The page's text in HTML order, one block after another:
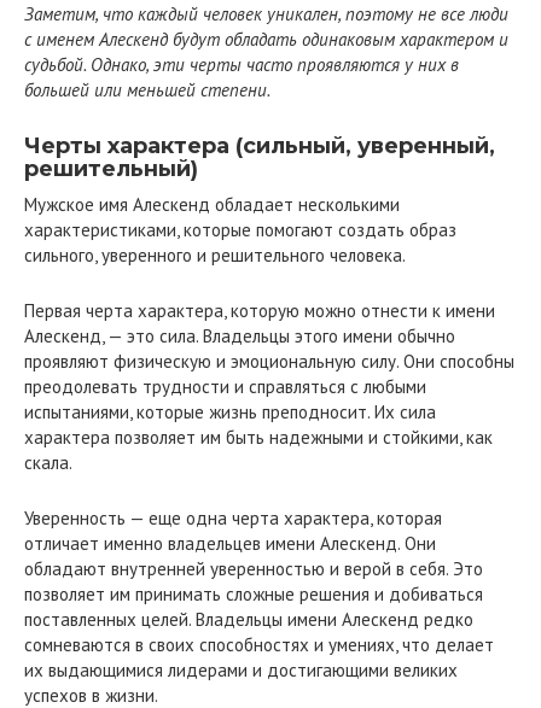
Заметим, что каждый человек уникален, поэтому не все люди
с именем Алескенд будут обладать одинаковым характером и
судьбой. Однако, эти черты часто проявляются у них в
большей или меньшей степени.
Черты характера (сильный, уверенный,
решительный)
Мужское имя Алескенд обладает несколькими
характеристиками, которые помогают создать образ
сильного, уверенного и решительного человека.
Первая черта характера, которую можно отнести к имени
Алескенд, — это сила. Владельцы этого имени обычно
проявляют физическую и эмоциональную силу. Они способны
преодолевать трудности и справляться с любыми
испытаниями, которые жизнь преподносит. Их сила
характера позволяет им быть надежными и стойкими, как
скала.
Уверенность — еще одна черта характера, которая
отличает именно владельцев имени Алескенд. Они
обладают внутренней уверенностью и верой в себя. Это
позволяет им принимать сложные решения и добиваться
поставленных целей. Владельцы имени Алескенд редко
сомневаются в своих способностях и умениях, что делает
их выдающимися лидерами и достигающими великих
успехов в жизни.